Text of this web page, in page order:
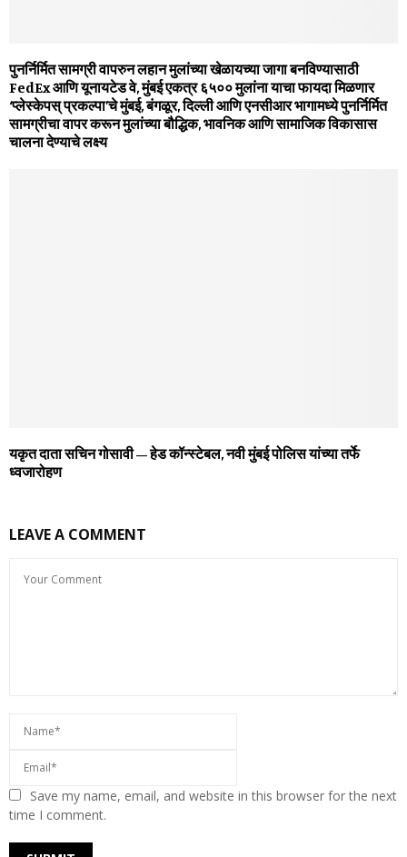
पुनर्निर्मित सामग्री वापरुन लहान मुलांच्या खेळायच्या जागा बनविण्यासाठी
FedEx आणि यूनायटेड वे, मुंबई एकत्र ६५०० मुलांना याचा फायदा मिळणार
‘प्लेस्केपस् प्रकल्पा’चे मुंबई, बंगळूर, दिल्ली आणि एनसीआर भागामध्ये पुनर्निर्मित
सामग्रीचा वापर करून मुलांच्या बौद्धिक, भावनिक आणि सामाजिक विकासास
चालना देण्याचे लक्ष्य
यकृत दाता सचिन गोसावी – हेड कॉन्स्टेबल, नवी मुंबई पोलिस यांच्या तर्फे
ध्वजारोहण
LEAVE A COMMENT
Save my name, email, and website in this browser for the next
time I comment.